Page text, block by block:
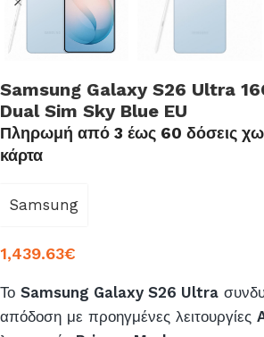
Samsung Galaxy S26 Ultra
Dual Sim Sky Blue EU
Πληρωμή από 3 έως 60 δόσεις
κάρτα
Samsung
1,439.63€
Το Samsung Galaxy S26 Ultra
απόδοση με προηγμένες λειτουργίες